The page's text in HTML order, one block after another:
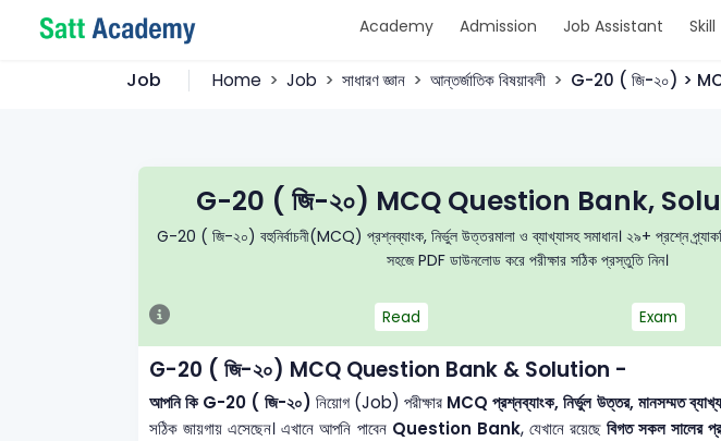
Academy Admission Job Assistant Skill
Job Home Job সাধারণ জ্ঞান আন্তর্জাতিক বিষয়াবলী G-20 ( জি-২০) >
G-20 ( জি-২০) MCQ Question Bank,
G-20 ( জি-২০) বহুনির্বাচনী(MCQ) প্রশ্নব্যাংক, নির্ভুল উত্তরমালা ও ব্যাখ্যাসহ সমাধান। ২৯+ প্রশ্নে
সহজে PDF ডাউনলোড করে পরীক্ষার সঠিক প্রস্তুতি নিন।
Read Exam
G-20 ( জি-২০) MCQ Question Bank & Solution -
আপনি কি G-20 ( জি-২০) নিয়োগ (Job) পরীক্ষার MCQ প্রশ্নব্যাংক, নির্ভুল উত্তর, মানসম্মত
সঠিক জায়গায় এসেছেন। এখানে আপনি পাবেন Question Bank, যেখানে রয়েছেবিগত সকল সালের